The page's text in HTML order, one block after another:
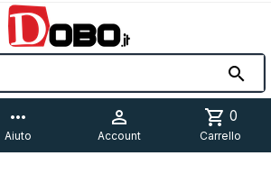

more_horiz
Aiuto

Account
shopping_cart 0
Carrello